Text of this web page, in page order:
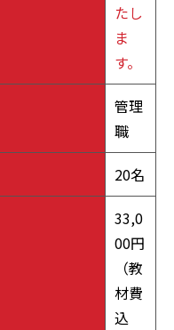
たし
ま
す。
管理
職
20名
33,0
00円
（教
材費
込